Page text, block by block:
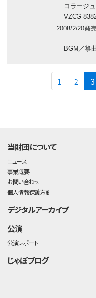
コラージュ
VZCG-
2008/2/20発売
BGM／箏
1 2 3
当財団について
ニュース
事業概要
お問い合わせ
個人情報保護方針
デジタルアーカイブ
公演
公演レポート
じゃぽブログ